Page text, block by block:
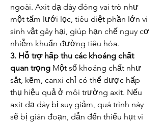
ngoài. Axit dạ dày đóng vai trò như
một tấm lưới lọc, tiêu diệt phần lớn vi
sinh vật gây hại, giúp hạn chế nguy cơ
nhiễm khuẩn đường tiêu hóa.
3. Hỗ trợ hấp thu các khoáng chất
quan trọng Một số khoáng chất như
sắt, kẽm, canxi chỉ có thể được hấp
thụ hiệu quả ở môi trường axit. Nếu
axit dạ dày bị suy giảm, quá trình này
sẽ bị gián đoạn, dẫn đến thiếu hụt vi